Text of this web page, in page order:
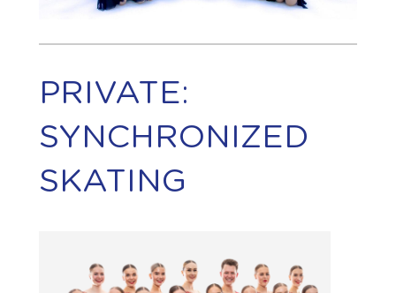
PRIVATE:
SYNCHRONIZED
SKATING